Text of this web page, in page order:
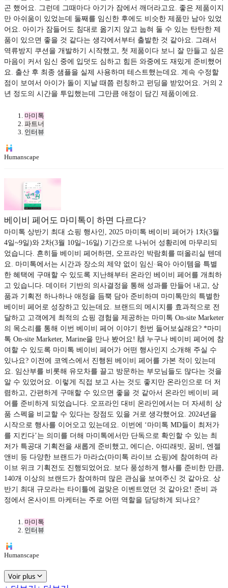
곤 했어요. 그런데 그때마다 아기가 잠에서 깨더라고요. 좋은 제품이지
만 아쉬움이 있었는데 둘째를 임신한 후에도 비슷한 제품만 남아 있었
어요. 아이가 잠들어도 침대로 옮기지 않고 눕혀 둘 수 있는 탄탄한 제
품이 있으면 좋을 것 같다는 생각에서부터 출발한 것 같아요. 그래서
역류방지 쿠션을 개발하기 시작했고, 첫 제품이다 보니 잘 만들고 싶은
마음이 커서 임신 중에 입덧도 심하고 힘든 와중에도 재밌게 준비했어
요. 출산 후 최종 샘플을 실제 사용하며 테스트했는데요. 계속 수정할
점이 보여서 아이가 돌이 지날 때쯤 런칭하고 펀딩을 받았어요. 거의 2
년 정도의 시간을 투입했는데 그만큼 애정이 담긴 제품이에요.
마미톡
파트너
인터뷰
Humanscape
베이비 페어도 마미톡이 하면 다르다?
마미톡 상반기 최대 쇼핑 행사인, 2025 마미톡 베이비 페어가 1차(3월
4일~9일)와 2차(3월 10일~16일) 기간으로 나뉘어 성황리에 마무리되
었습니다. 흔히들 베이비 페어하면, 오프라인 박람회를 떠올리실 텐데
요. 마미톡에서는 시간과 장소의 제약 없이 임신·육아 아이템을 특별
한 혜택에 구매할 수 있도록 지난해부터 온라인 베이비 페어를 개최하
고 있습니다. 데이터 기반의 의사결정을 통해 성과를 만들어 내고, 상
품과 기획전 하나하나 애정을 듬뿍 담아 준비하며 마미톡만의 특별한
베이비 페어로 성장하고 있는데요. 브랜드의 메시지를 효과적으로 전
달하고 고객에게 최적의 쇼핑 경험을 제공하는 마미톡 On-site Marketer
의 목소리를 통해 이번 베이비 페어 이야기 한번 들어보실래요? *마미
톡 On-site Marketer, Marine을 만나 봤어요! 🙌 누구나 베이비 페어에 참
여할 수 있도록 마미톡 베이비 페어가 어떤 행사인지 소개해 주실 수
있나요? 이전에 코엑스에서 진행된 베이비 페어를 가본 적이 있는데
요. 임산부를 비롯해 유모차를 끌고 방문하는 부모님들도 많다는 것을
알 수 있었어요. 이렇게 직접 보고 사는 것도 좋지만 온라인으로 더 저
렴하고, 간편하게 구매할 수 있으면 좋을 것 같아서 온라인 베이비 페
어를 준비하게 되었습니다. 오프라인 대비 온라인에서는 더 자세히 상
품 스펙을 비교할 수 있다는 장점도 있을 거로 생각했어요. 2024년을
시작으로 행사를 이어오고 있는데요. 이번에 ‘마미톡 MD들이 최저가
를 지킨다’는 의미를 더해 마미톡에서만 단독으로 확인할 수 있는 최
저가 특공대 기획전을 새롭게 준비했고, 에디슨, 아띠래빗, 꿈비, 엔젤
앤비 등 다양한 브랜드가 마라쇼(마미톡 라이브 쇼핑)에 참여하며 라
이브 위크 기획전도 진행되었어요. 보다 풍성하게 행사를 준비한 만큼,
140개 이상의 브랜드가 참여하며 많은 관심을 보여주신 것 같아요. 상
반기 최대 규모라는 타이틀에 걸맞은 이벤트였던 것 같아요! 준비 과
정에서 온사이트 마케터는 주로 어떤 역할을 담당하게 되나요?
마미톡
인터뷰
Humanscape
Voir plus